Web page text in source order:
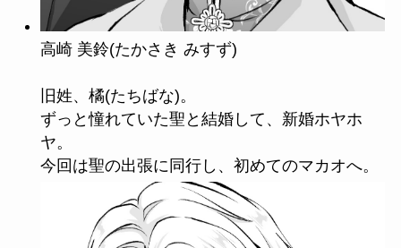
高崎 美鈴(たかさき みすず)
旧姓、橘(たちばな)。
ずっと憧れていた聖と結婚して、新婚ホヤホ
ヤ。
今回は聖の出張に同行し、初めてのマカオへ。